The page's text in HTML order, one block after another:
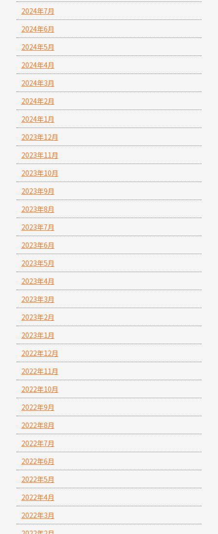
2024年7月
2024年6月
2024年5月
2024年4月
2024年3月
2024年2月
2024年1月
2023年12月
2023年11月
2023年10月
2023年9月
2023年8月
2023年7月
2023年6月
2023年5月
2023年4月
2023年3月
2023年2月
2023年1月
2022年12月
2022年11月
2022年10月
2022年9月
2022年8月
2022年7月
2022年6月
2022年5月
2022年4月
2022年3月